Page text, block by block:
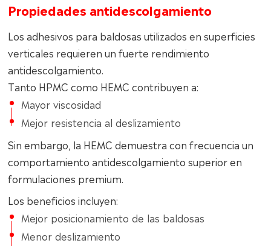
Propiedades antidescolgamiento
Los adhesivos para baldosas utilizados en superficies
verticales requieren un fuerte rendimiento
antidescolgamiento.
Tanto HPMC como HEMC contribuyen a:
Mayor viscosidad
Mejor resistencia al deslizamiento
Sin embargo, la HEMC demuestra con frecuencia un
comportamiento antidescolgamiento superior en
formulaciones premium.
Los beneficios incluyen:
Mejor posicionamiento de las baldosas
Menor deslizamiento